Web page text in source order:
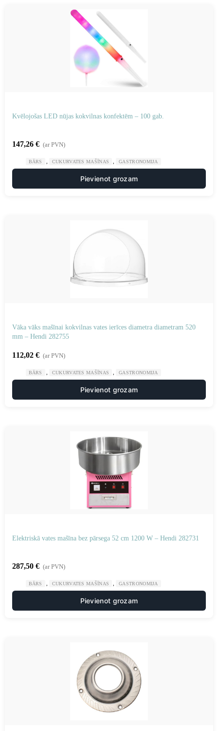
Kvēlojošas LED nūjas kokvilnas konfektēm – 100 gab.
147,26 € (ar PVN)
BĀRS CUKURVATES MAŠĪNAS GASTRONOMIJA
Pievienot grozam
Vāka vāks mašīnai kokvilnas vates ierīces diametra diametram 520
mm – Hendi 282755
112,02 € (ar PVN)
BĀRS CUKURVATES MAŠĪNAS GASTRONOMIJA
Pievienot grozam
Elektriskā vates mašīna bez pārsega 52 cm 1200 W – Hendi 282731
287,50 € (ar PVN)
BĀRS CUKURVATES MAŠĪNAS GASTRONOMIJA
Pievienot grozam